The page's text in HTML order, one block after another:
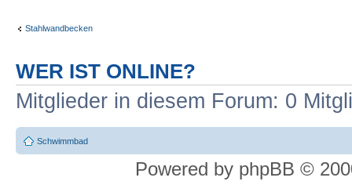
Stahlwandbecken
WER IST ONLINE?
Mitglieder in diesem Forum: 0
Schwimmbad
Powered by phpBB ©